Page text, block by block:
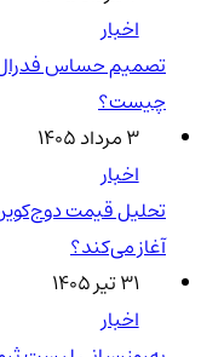
اخبار
تصمیم حساس فدرال
چیست؟
۳ مرداد ۱۴۰۵
اخبار
آغاز می‌کند؟
۳۱ تیر ۱۴۰۵
اخبار